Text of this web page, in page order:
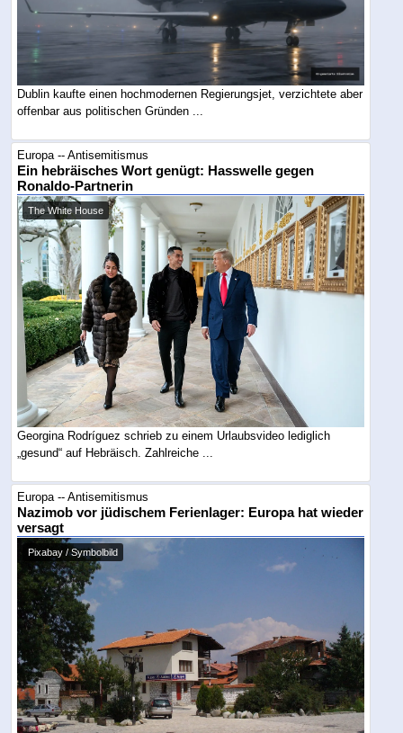
Dublin kaufte einen hochmodernen Regierungsjet, verzichtete aber
offenbar aus politischen Gründen ...
Europa -- Antisemitismus
Ein hebräisches Wort genügt: Hasswelle gegen
Ronaldo-Partnerin
The White House
Georgina Rodríguez schrieb zu einem Urlaubsvideo lediglich
„gesund“ auf Hebräisch. Zahlreiche ...
Europa -- Antisemitismus
Nazimob vor jüdischem Ferienlager: Europa hat wieder
versagt
Pixabay / Symbolbild